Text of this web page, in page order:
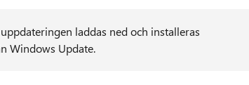
laddas ned och installeras
Windows Update.